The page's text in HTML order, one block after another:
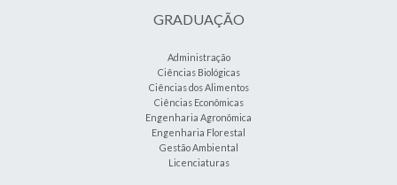
GRADUAÇÃO
Administração
Ciências Biológicas
Ciências dos Alimentos
Ciências Econômicas
Engenharia Agronômica
Engenharia Florestal
Gestão Ambiental
Licenciaturas